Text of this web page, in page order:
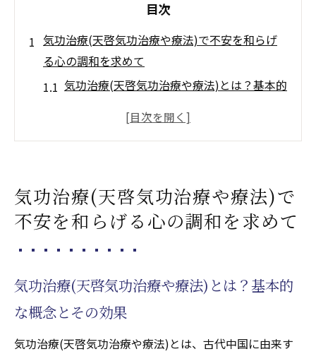
目次
気功治療(天啓気功治療や療法)で不安を和らげ
る心の調和を求めて
気功治療(天啓気功治療や療法)とは？基本的
心の不安を和らげるための気功治療(天啓気
法
心と体の調和をもたらす気功治療(天啓気功
ゼーションとそのメリット
気功治療(天啓気功治療や療法)を取り入れた
気功治療(天啓気功治療や療法)で
不安を和らげる心の調和を求めて
気功治療(天啓気功治療や療法)とは？基本的
な概念とその効果
気功治療(天啓気功治療や療法)とは、古代中国に由来す